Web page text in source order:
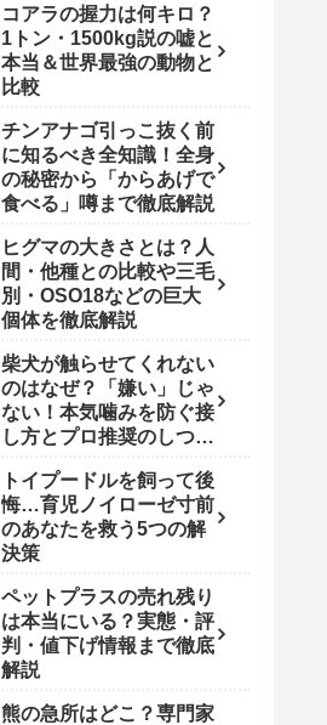
コアラの握力は何キロ？
1トン・1500kg説の嘘と
本当＆世界最強の動物と
比較
チンアナゴ引っこ抜く前
に知るべき全知識！全身
の秘密から「からあげで
食べる」噂まで徹底解説
ヒグマの大きさとは？人
間・他種との比較や三毛
別・OSO18などの巨大
個体を徹底解説
柴犬が触らせてくれない
のはなぜ？「嫌い」じゃ
ない！本気噛みを防ぐ接
し方とプロ推奨のしつけ
トイプードルを飼って後
悔…育児ノイローゼ寸前
のあなたを救う5つの解
決策
ペットプラスの売れ残り
は本当にいる？実態・評
判・値下げ情報まで徹底
解説
熊の急所はどこ？専門家